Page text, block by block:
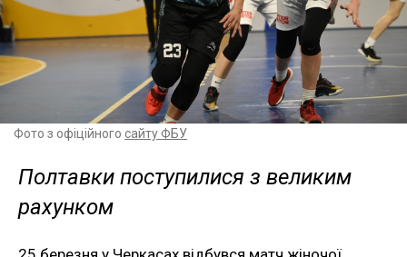
Фото з офіційного сайту ФБУ
Полтавки поступилися з великим
рахунком